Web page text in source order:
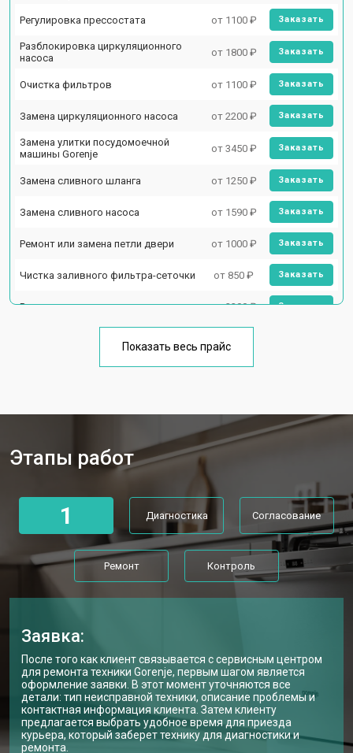
Регулировка прессостата от 1100 ₽ Заказать
Разблокировка циркуляционного
насоса
от 1800 ₽ Заказать
Очистка фильтров от 1100 ₽ Заказать
Замена циркуляционного насоса от 2200 ₽ Заказать
Замена улитки посудомоечной
машины Gorenje
от 3450 ₽ Заказать
Замена сливного шланга от 1250 ₽ Заказать
Замена сливного насоса от 1590 ₽ Заказать
Ремонт или замена петли двери от 1000 ₽ Заказать
Чистка заливного фильтра-сеточки от 850 ₽ Заказать
Ремонт циркуляционного насоса от 2200 ₽ Заказать
Ремонт стакана моечного бака от 1600 ₽
от 1800 ₽ Заказать
Ремонт или замена пружины дверцы
от 1100 ₽ Заказать
Замена водоприёмника от 2450 ₽ Заказать
Замена панели управления от 1550 ₽ Заказать
машины Gorenje
Ремонт/замена датчика
температуры
от 1590 ₽ Заказать
Замена замка посудомоечной
машины Gorenje
от 1600 ₽ Заказать
Ремонт электропроводки от 1250 ₽ Заказать
Показать весь прайс
Этапы работ
1 Диагностика Согласование
Ремонт Контроль
Заявка:
После того как клиент связывается с сервисным центром
для ремонта техники Gorenje, первым шагом является
оформление заявки. В этот момент уточняются все
детали: тип неисправной техники, описание проблемы и
контактная информация клиента. Затем клиенту
предлагается выбрать удобное время для приезда
курьера, который заберет технику для диагностики и
ремонта.